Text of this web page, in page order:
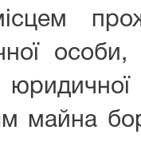
особи,
майна